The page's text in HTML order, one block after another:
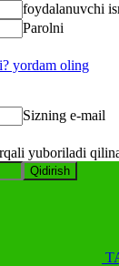
foydalanuvchi
Parolni
yordam oling
Sizning e-mail
yuboriladi